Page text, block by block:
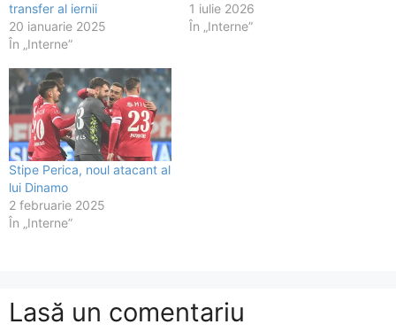
transfer al iernii
20 ianuarie 2025
În „Interne”
1 iulie 2026
În „Interne”
Stipe Perica, noul atacant al
lui Dinamo
2 februarie 2025
În „Interne”
Lasă un comentariu